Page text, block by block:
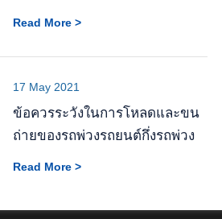
Read More >
17 May 2021
ข้อควรระวังในการโหลดและขน
ถ่ายของรถพ่วงรถยนต์กึ่งรถพ่วง
Read More >